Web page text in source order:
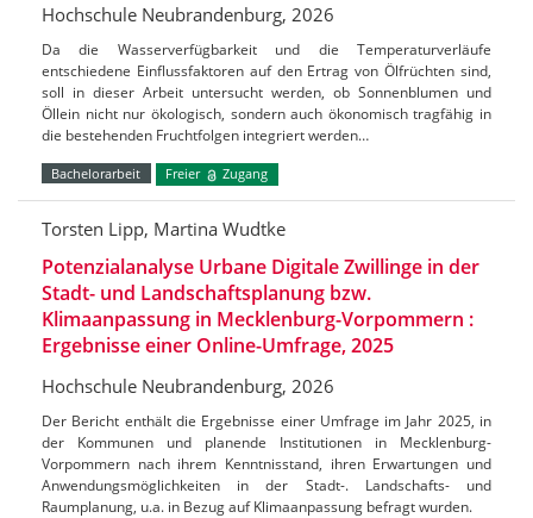
Hochschule Neubrandenburg, 2026
Da die Wasserverfügbarkeit und die Temperaturverläufe
entschiedene Einflussfaktoren auf den Ertrag von Ölfrüchten sind,
soll in dieser Arbeit untersucht werden, ob Sonnenblumen und
Öllein nicht nur ökologisch, sondern auch ökonomisch tragfähig in
die bestehenden Fruchtfolgen integriert werden…
Bachelorarbeit Freier Zugang
Torsten Lipp, Martina Wudtke
Potenzialanalyse Urbane Digitale Zwillinge in der
Stadt- und Landschaftsplanung bzw.
Klimaanpassung in Mecklenburg-Vorpommern :
Ergebnisse einer Online-Umfrage, 2025
Hochschule Neubrandenburg, 2026
Der Bericht enthält die Ergebnisse einer Umfrage im Jahr 2025, in
der Kommunen und planende Institutionen in Mecklenburg-
Vorpommern nach ihrem Kenntnisstand, ihren Erwartungen und
Anwendungsmöglichkeiten in der Stadt-. Landschafts- und
Raumplanung, u.a. in Bezug auf Klimaanpassung befragt wurden.